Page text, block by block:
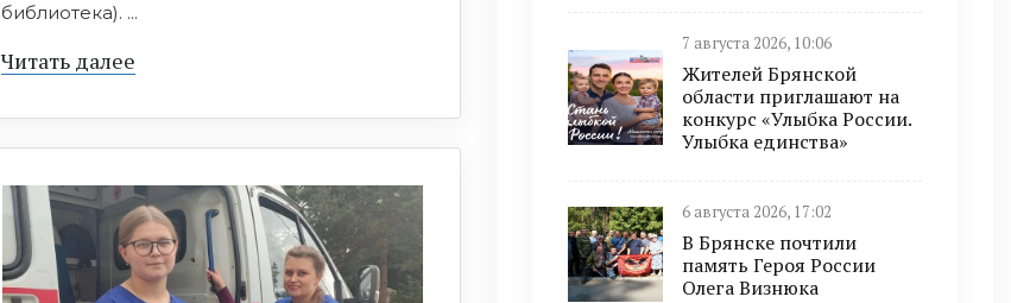
библиотека). ...
Читать далее
7 августа 2026, 10:06
Жителей Брянской
области приглашают на
конкурс «Улыбка России.
Улыбка единства»
6 августа 2026, 17:02
В Брянске почтили
память Героя России
Олега Визнюка